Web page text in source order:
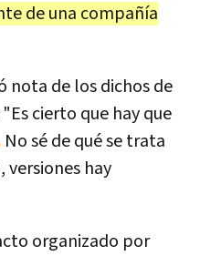
de una compañía
nota de los dichos de
cierto que hay que
No sé de qué se trata
versiones hay
organizado por